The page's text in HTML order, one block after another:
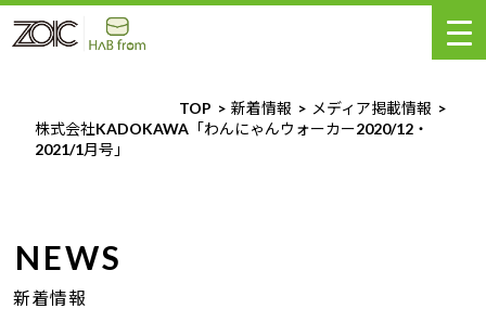
TOP 新着情報
メディア掲載情報
株式会社KADOKAWA「わんにゃんウォーカー2020/12・
2021/1月号」
NEWS
新着情報